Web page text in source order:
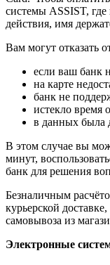
системы ASSIST,
действия, имя
Вам могут отказать
если ваш банк
на карте
банк не
истекло время
в данных была
В этом случае вы
минут,
банк для решения
Безналичным
курьерской
самовывоза из
Электронные